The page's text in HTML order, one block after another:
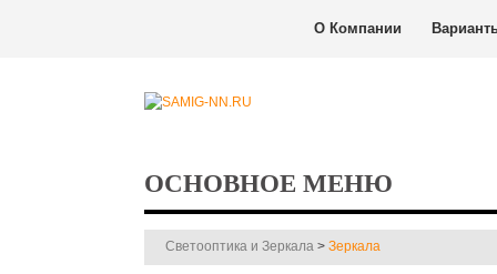
О Компании
ОСНОВНОЕ МЕНЮ
Светооптика и Зеркала > Зеркала